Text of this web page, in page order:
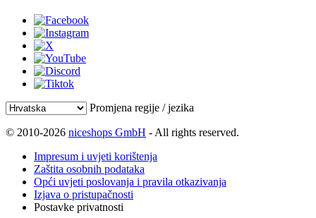
Promjena regije / jezika
© 2010-2026 niceshops GmbH - All rights reserved.
Impresum i uvjeti korištenja
Zaštita osobnih podataka
Opći uvjeti poslovanja i pravila otkazivanja
Izjava o pristupačnosti
Postavke privatnosti